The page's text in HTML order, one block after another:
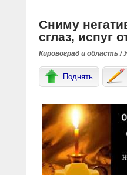
Сниму
сглаз, испуг
Кировоград и область /
Поднять